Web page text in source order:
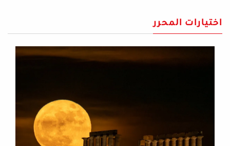
اختيارات المحرر